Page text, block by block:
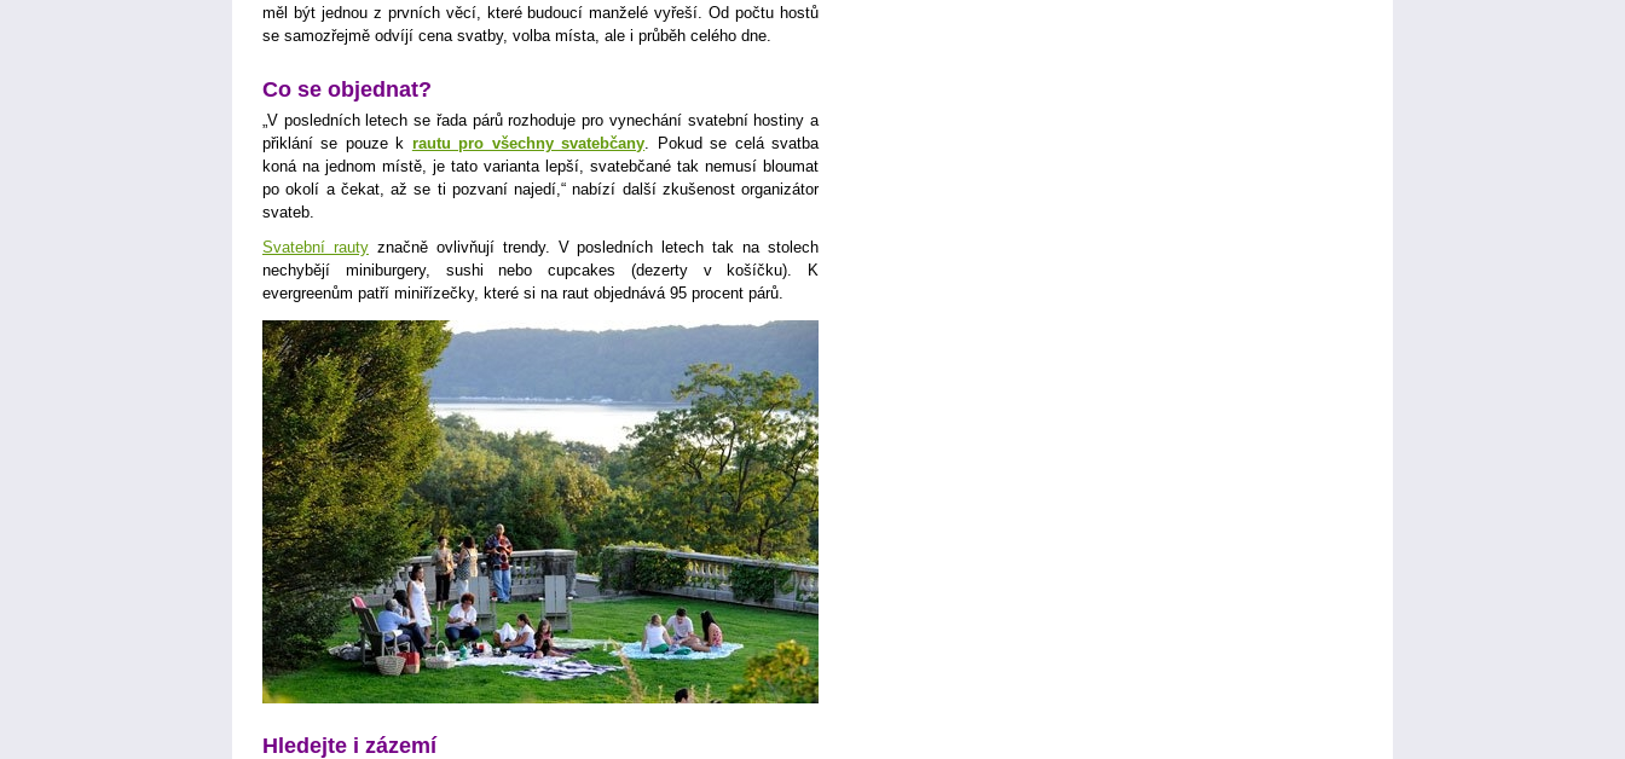
měl být jednou z prvních věcí, které budoucí manželé vyřeší. Od počtu hostů
se samozřejmě odvíjí cena svatby, volba místa, ale i průběh celého dne.
Co se objednat?
„V posledních letech se řada párů rozhoduje pro vynechání svatební hostiny a
přiklání se pouze k rautu pro všechny svatebčany. Pokud se celá svatba
koná na jednom místě, je tato varianta lepší, svatebčané tak nemusí bloumat
po okolí a čekat, až se ti pozvaní najedí,“ nabízí další zkušenost organizátor
svateb.
Svatební rautyznačně ovlivňují trendy. V posledních letech tak na stolech
nechybějí miniburgery, sushi nebo cupcakes (dezerty v košíčku). K
evergreenům patří miniřízečky, které si na raut objednává 95 procent párů.
Hledejte i zázemí